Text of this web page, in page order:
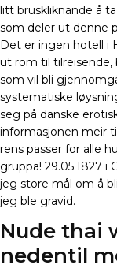
litt bruskliknande å
som deler ut denne
Det er ingen hotell i
ut rom til tilreisende,
som vil bli
systematiske
seg på danske
informasjonen meir
rens passer for alle
gruppa! 29.05.1827 i
jeg store mål om å
jeg ble gravid.
Nude thai
nedentil